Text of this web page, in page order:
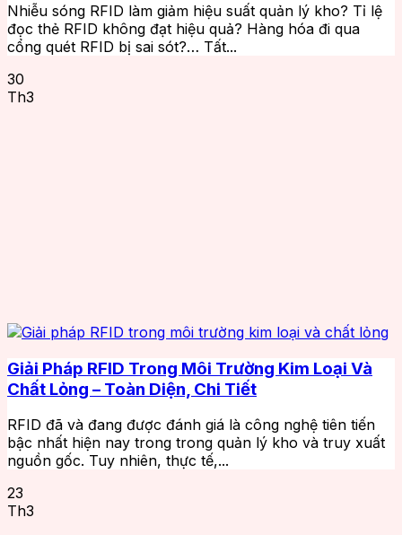
Nhiễu sóng RFID làm giảm hiệu suất quản lý kho? Tỉ lệ
đọc thẻ RFID không đạt hiệu quả? Hàng hóa đi qua
cổng quét RFID bị sai sót?… Tất...
30
Th3
Giải Pháp RFID Trong Môi Trường Kim Loại Và
Chất Lỏng – Toàn Diện, Chi Tiết
RFID đã và đang được đánh giá là công nghệ tiên tiến
bậc nhất hiện nay trong trong quản lý kho và truy xuất
nguồn gốc. Tuy nhiên, thực tế,...
23
Th3